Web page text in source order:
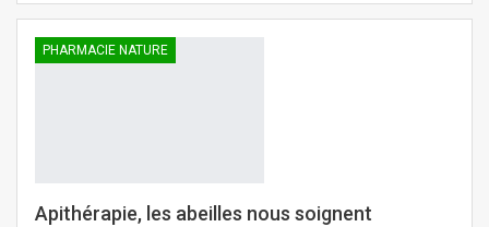
PHARMACIE NATURE
Apithérapie, les abeilles nous soignent